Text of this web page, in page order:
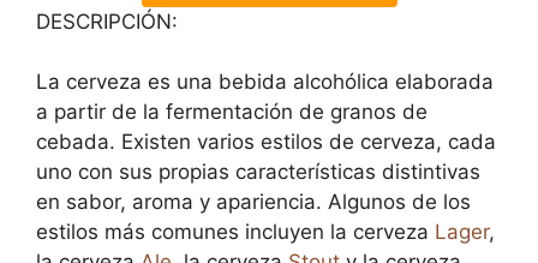
DESCRIPCIÓN:
La cerveza es una bebida alcohólica elaborada
a partir de la fermentación de granos de
cebada. Existen varios estilos de cerveza, cada
uno con sus propias características distintivas
en sabor, aroma y apariencia. Algunos de los
estilos más comunes incluyen la cerveza Lager,